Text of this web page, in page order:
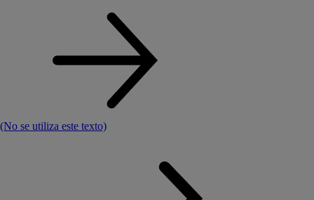
(No se utiliza este texto)